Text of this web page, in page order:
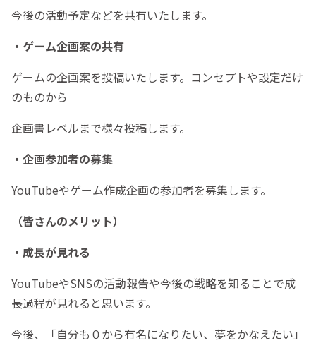
今後の活動予定などを共有いたします。
・ゲーム企画案の共有
ゲームの企画案を投稿いたします。コンセプトや設定だけ
のものから
企画書レベルまで様々投稿します。
・企画参加者の募集
YouTubeやゲーム作成企画の参加者を募集します。
（皆さんのメリット）
・成長が見れる
YouTubeやSNSの活動報告や今後の戦略を知ることで成
長過程が見れると思います。
今後、「自分も０から有名になりたい、夢をかなえたい」